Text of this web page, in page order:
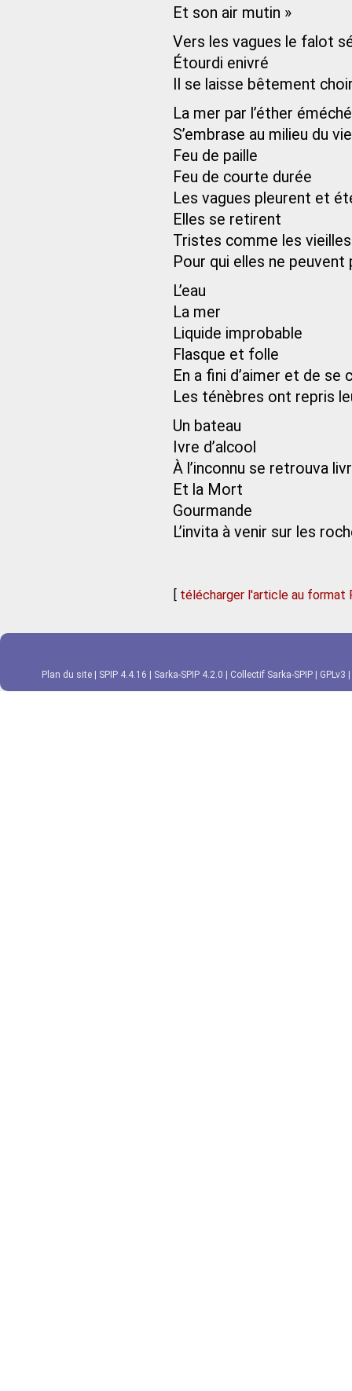
Et son air mutin »
Vers les vagues le falot
Étourdi enivré
Il se laisse bêtement
La mer par l’éther
S’embrase au milieu du
Feu de paille
Feu de courte durée
Les vagues pleurent et
Elles se retirent
Tristes comme les
Pour qui elles ne peuvent
L’eau
La mer
Liquide improbable
Flasque et folle
En a fini d’aimer et de se
Les ténèbres ont repris
Un bateau
Ivre d’alcool
À l’inconnu se retrouva
Et la Mort
Gourmande
L’invita à venir sur les
[ télécharger l'article au format
Plan du site SPIP 4.4.16 Sarka-SPIP 4.2.0 Collectif Sarka-SPIP GPLv3